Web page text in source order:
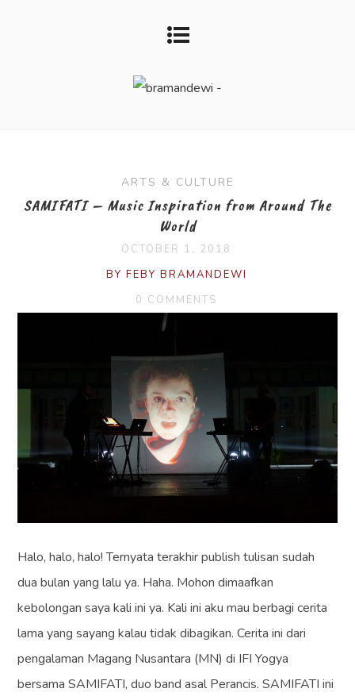
ARTS & CULTURE
SAMIFATI – Music Inspiration from Around The
World
OCTOBER 1, 2018
BY FEBY BRAMANDEWI
0 COMMENTS
Halo, halo, halo! Ternyata terakhir publish tulisan sudah
dua bulan yang lalu ya. Haha. Mohon dimaafkan
kebolongan saya kali ini ya. Kali ini aku mau berbagi cerita
lama yang sayang kalau tidak dibagikan. Cerita ini dari
pengalaman Magang Nusantara (MN) di IFI Yogya
bersama SAMIFATI, duo band asal Perancis. SAMIFATI ini